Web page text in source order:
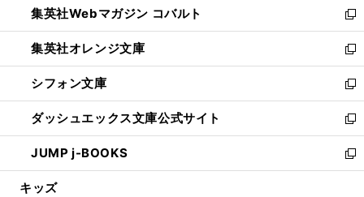
く
で
開
く
ド
ウ
で
開
く
ィ
ン
ド
ウ
で
開
く
集英社Webマガジン コバルト
新
し
い
ウ
ィ
ン
ド
ウ
で
開
集英社オレンジ文庫
新
し
い
ウ
ィ
ン
ド
ウ
シフォン文庫
新
し
い
ウ
ィ
ン
ダッシュエックス文庫公式サイト
新
し
い
ウ
JUMP j-BOOKS
新
し
キッズ